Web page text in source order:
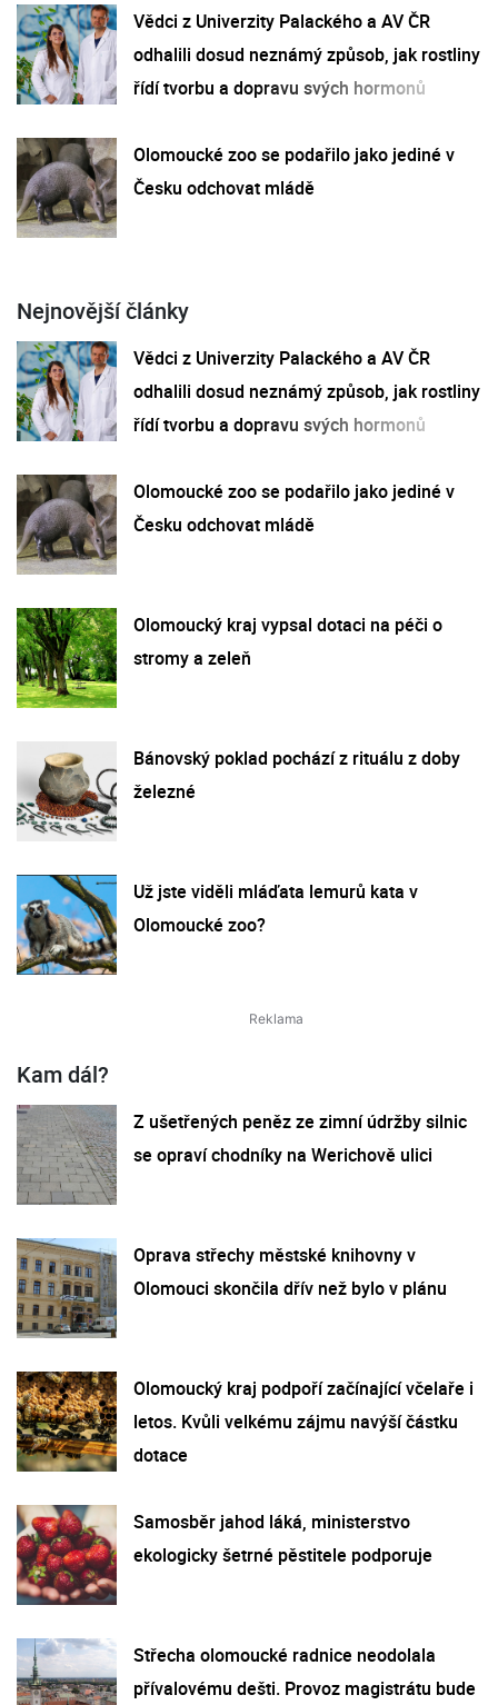
Vědci z Univerzity Palackého a AV ČR
odhalili dosud neznámý způsob, jak rostliny
řídí tvorbu a dopravu svých hormonů
Olomoucké zoo se podařilo jako jediné v
Česku odchovat mládě
Nejnovější články
Vědci z Univerzity Palackého a AV ČR
odhalili dosud neznámý způsob, jak rostliny
řídí tvorbu a dopravu svých hormonů
Olomoucké zoo se podařilo jako jediné v
Česku odchovat mládě
Olomoucký kraj vypsal dotaci na péči o
stromy a zeleň
Bánovský poklad pochází z rituálu z doby
železné
Už jste viděli mláďata lemurů kata v
Olomoucké zoo?
Kam dál?
Z ušetřených peněz ze zimní údržby silnic
se opraví chodníky na Werichově ulici
Oprava střechy městské knihovny v
Olomouci skončila dřív než bylo v plánu
Olomoucký kraj podpoří začínající včelaře i
letos. Kvůli velkému zájmu navýší částku
dotace
Samosběr jahod láká, ministerstvo
ekologicky šetrné pěstitele podporuje
Střecha olomoucké radnice neodolala
přívalovému dešti. Provoz magistrátu bude